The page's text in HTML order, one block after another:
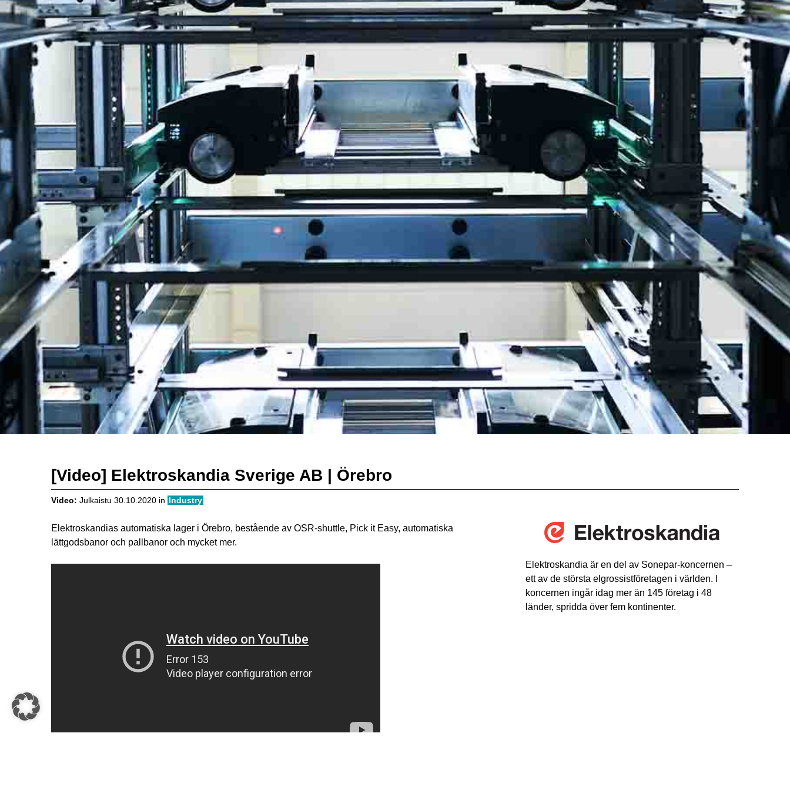
[Video] Elektroskandia Sverige AB | Örebro
Video: Julkaistu 30.10.2020 in Industry
Elektroskandias automatiska lager i Örebro, bestående av OSR-shuttle, Pick it Easy, automatiska
lättgodsbanor och pallbanor och mycket mer.
Elektroskandia är en del av Sonepar-koncernen –
ett av de största elgrossistföretagen i världen. I
koncernen ingår idag mer än 145 företag i 48
länder, spridda över fem kontinenter.